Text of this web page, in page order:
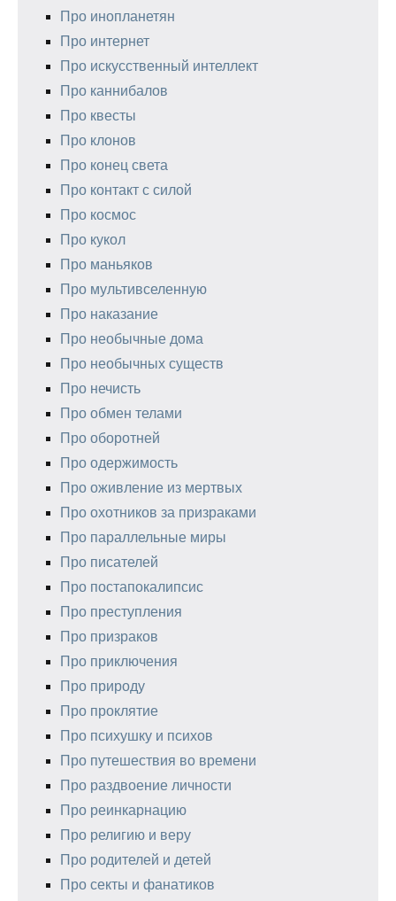
Про инопланетян
Про интернет
Про искусственный интеллект
Про каннибалов
Про квесты
Про клонов
Про конец света
Про контакт с силой
Про космос
Про кукол
Про маньяков
Про мультивселенную
Про наказание
Про необычные дома
Про необычных существ
Про нечисть
Про обмен телами
Про оборотней
Про одержимость
Про оживление из мертвых
Про охотников за призраками
Про параллельные миры
Про писателей
Про постапокалипсис
Про преступления
Про призраков
Про приключения
Про природу
Про проклятие
Про психушку и психов
Про путешествия во времени
Про раздвоение личности
Про реинкарнацию
Про религию и веру
Про родителей и детей
Про секты и фанатиков